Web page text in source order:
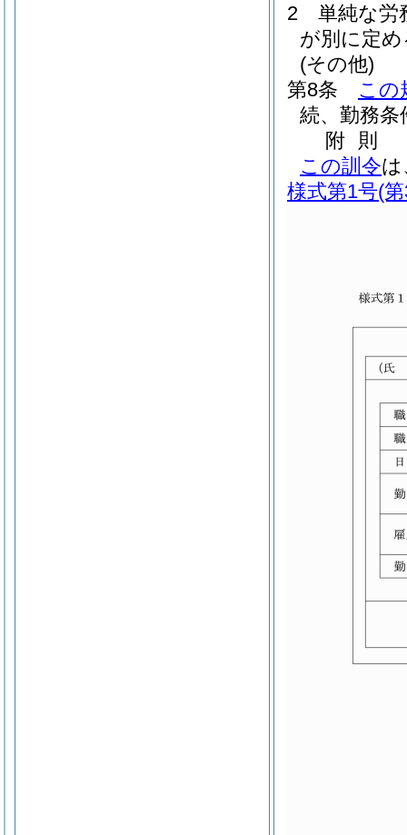
2
単純な労
が別に定
(その他)
第8条
この
続、勤務
附 則
この訓令は
様式第1号(